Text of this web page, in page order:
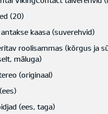
(20)
kaasa (suverehvid)
roolisammas (kõrgus ja
mäluga)
(originaal)
(ees, taga)